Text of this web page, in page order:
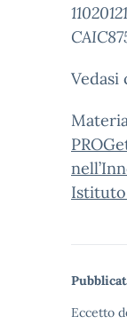
Istituto
Eccetto